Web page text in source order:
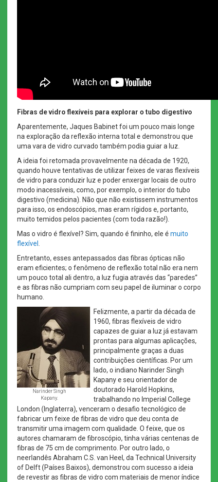
Fibras de vidro flexíveis para explorar o tubo digestivo
Aparentemente, Jaques Babinet foi um pouco mais longe
na exploração da reflexão interna total e demonstrou que
uma vara de vidro curvado também podia guiar a luz.
A ideia foi retomada provavelmente na década de 1920,
quando houve tentativas de utilizar feixes de varas flexíveis
de vidro para conduzir luz e poder enxergar locais de outro
modo inacessíveis, como, por exemplo, o interior do tubo
digestivo (medicina). Não que não existissem instrumentos
para isso, os endoscópios, mas eram rígidos e, portanto,
muito temidos pelos pacientes (com toda razão!).
Mas o vidro é flexível? Sim, quando é fininho, ele é muito
flexível
Entretanto, esses antepassados das fibras ópticas não
eram eficientes; o fenômeno de reflexão total não era nem
um pouco total ali dentro, a luz fugia através das “paredes”
e as fibras não cumpriam com seu papel de iluminar o corpo
humano.
Narinder Singh
Kapany.
Felizmente, a partir da década de
1960, fibras flexíveis de vidro
capazes de guiar a luz já estavam
prontas para algumas aplicações,
principalmente graças a duas
contribuições científicas. Por um
lado, o indiano Narinder Singh
Kapany e seu orientador de
doutorado Harold Hopkins,
trabalhando no Imperial College
London (Inglaterra), venceram o desafio tecnológico de
fabricar um feixe de fibras de vidro que deu conta de
transmitir uma imagem com qualidade. O feixe, que os
autores chamaram de fibroscópio, tinha várias centenas de
fibras de 75 cm de comprimento. Por outro lado, o
neerlandês Abraham C.S. van Heel, da Technical University
of Delft (Países Baixos), demonstrou com sucesso a ideia
de revestir as fibras de vidro com materiais de menor índice